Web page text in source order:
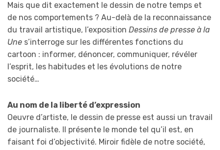
Mais que dit exactement le dessin de notre temps et
de nos comportements ? Au-delà de la reconnaissance
du travail artistique, l’exposition Dessins de presse à la
Une s’interroge sur les différentes fonctions du
cartoon : informer, dénoncer, communiquer, révéler
l’esprit, les habitudes et les évolutions de notre
société…
Au nom de la liberté d’expression
Oeuvre d’artiste, le dessin de presse est aussi un travail
de journaliste. Il présente le monde tel qu’il est, en
faisant foi d’objectivité. Miroir fidèle de notre société,